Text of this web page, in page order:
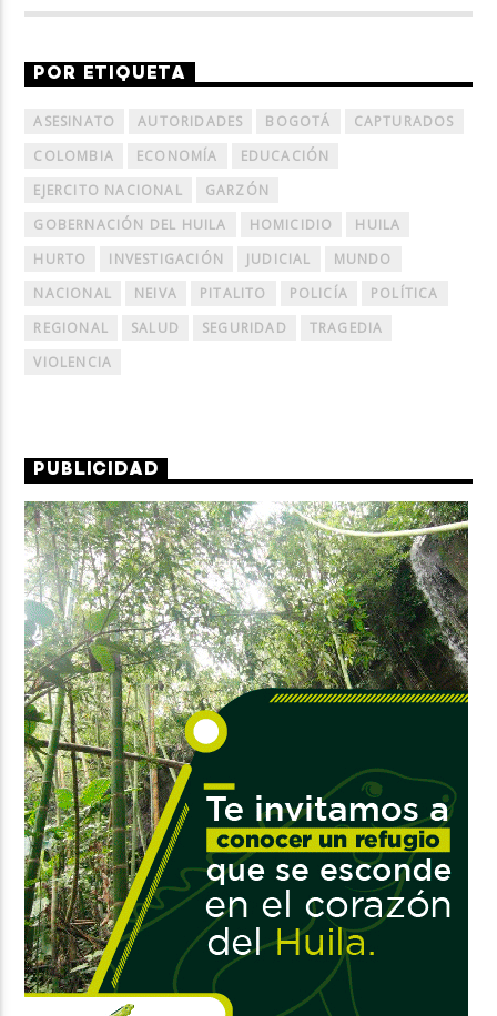
POR ETIQUETA
ASESINATO AUTORIDADES BOGOTÁ
CAPTURADOS
COLOMBIA
ECONOMÍA
EDUCACIÓN
EJERCITO NACIONAL
GARZÓN
GOBERNACIÓN DEL HUILA
HOMICIDIO
HUILA
HURTO
INVESTIGACIÓN JUDICIAL
MUNDO
NACIONAL
NEIVA PITALITO POLICÍA
POLÍTICA
REGIONAL
SALUD SEGURIDAD
TRAGEDIA
VIOLENCIA
PUBLICIDAD